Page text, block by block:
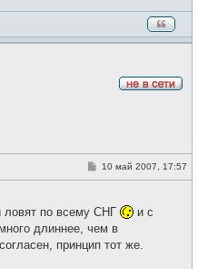
и
С
щ
н
и
10 май 2007, 17:57
ловят по всему СНГ
и с
длиннее, чем в
принцип тот же.